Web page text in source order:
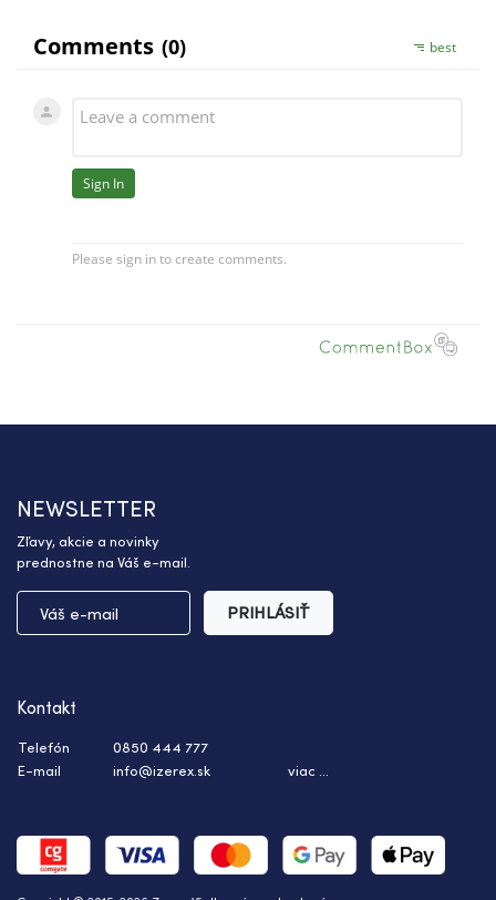
NEWSLETTER
Zľavy, akcie a novinky
prednostne na Váš e-mail.
PRIHLÁSIŤ
Kontakt
Telefón
0850 444 777
E-mail
info@izerex.sk viac ...